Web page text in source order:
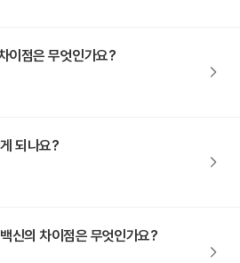
이점은 무엇인가요?
되나요?
신의 차이점은 무엇인가요?